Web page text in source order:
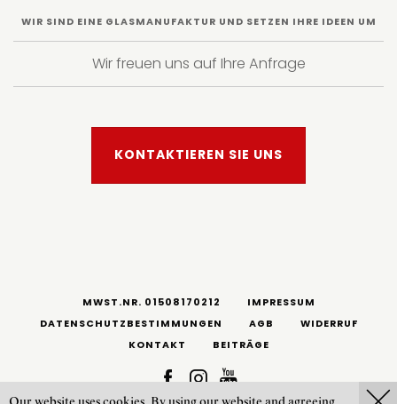
WIR SIND EINE GLASMANUFAKTUR UND SETZEN IHRE IDEEN UM
Wir freuen uns auf Ihre Anfrage
KONTAKTIEREN SIE UNS
MWST.NR. 01508170212
IMPRESSUM
DATENSCHUTZBESTIMMUNGEN
AGB
WIDERRUF
KONTAKT
BEITRÄGE